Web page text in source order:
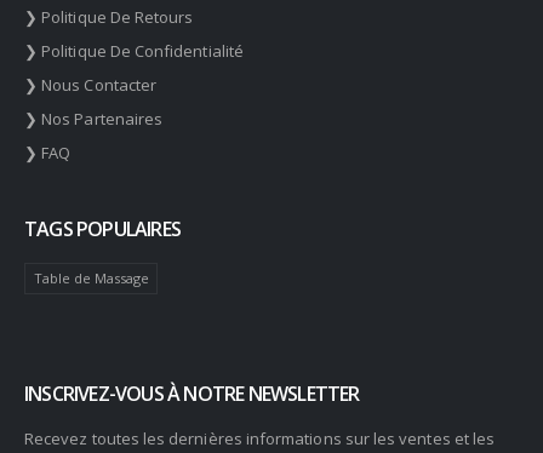
❯ Politique De Retours
❯ Politique De Confidentialité
❯ Nous Contacter
❯ Nos Partenaires
❯ FAQ
TAGS POPULAIRES
Table de Massage
INSCRIVEZ-VOUS À NOTRE NEWSLETTER
Recevez toutes les dernières informations sur les ventes et les